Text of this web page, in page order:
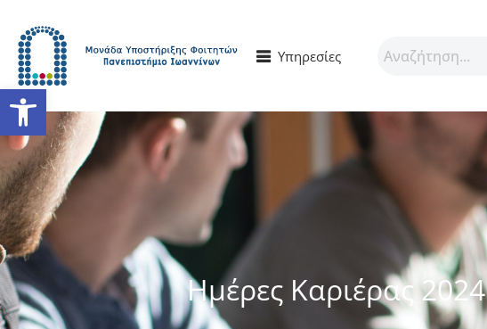
Ανοίξτε τη γραμμή εργαλείων
Υπηρεσίες
Ημέρες Καριέρας